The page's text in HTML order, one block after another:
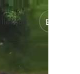
İletişim En